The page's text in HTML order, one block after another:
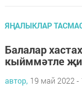
ЯҢАЛЫКЛАР
Балалар
кыйммәтле
автор, 19 май 2022 -